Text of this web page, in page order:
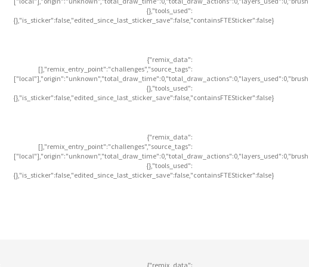
{},"tools_used":
{},"is_sticker":false,"edited_since_last_sticker_save":false,"containsFTESticker":false}
{"remix_data":
[],"remix_entry_point":"challenges","source_tags":
{},"tools_used":
{},"is_sticker":false,"edited_since_last_sticker_save":false,"containsFTESticker":false}
{"remix_data":
[],"remix_entry_point":"challenges","source_tags":
{},"tools_used":
{},"is_sticker":false,"edited_since_last_sticker_save":false,"containsFTESticker":false}
{"remix_data":